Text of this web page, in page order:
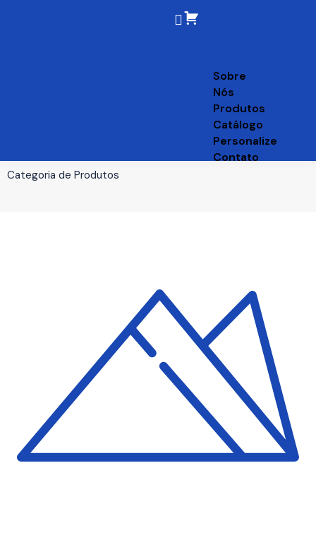
Sobre
Nós
Produtos
Catálogo
Personalize
Contato
Categoria de Produtos